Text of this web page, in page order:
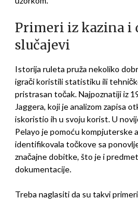
Primeri iz kazina i
slučajevi
Istorija ruleta pruža nekoliko
igrači koristili statistiku ili
pristrasan točak. Najpoznatiji iz
Jaggera, koji je analizom zapisa
iskoristio ih u svoju korist. U
Pelayo je pomoću kompjuterske
identifikovala točkove sa
značajne dobitke, što je i
dokumentacije.
Treba naglasiti da su takvi